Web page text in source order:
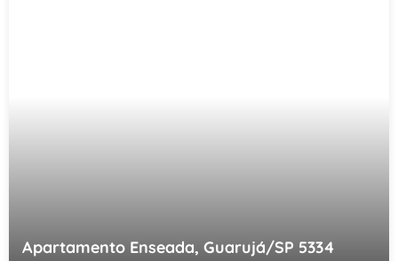
Apartamento Enseada, Guarujá/SP 5334